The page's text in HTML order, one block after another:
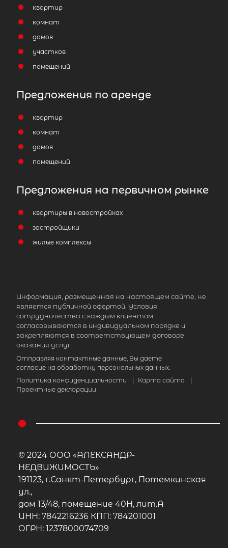
2-комнатная квартира площадью
ЛО, Всеволожский р-н, Всеволожск
Шевченко ул, д 18 корп 2
8 840 000
Улица Дыбенко Всеволожский район
Площадь кухни
Жилая площадь
2-комнатная квартира площадью
Республика Карелия,
квартир
комнат
домов
участков
помещений
Предложения по аренде
квартир
комнат
домов
помещений
Предложения на первичном рынке
квартиры в новостройках
застройщики
жилые комплексы
Информация, размещенная на настоящем сайте, не
является публичной офертой. Условия
сотрудничества с каждым клиентом
согласовываются в индивидуальном порядке и
закрепляются в соответствующем договоре
оказания услуг.
Отправляя контактные данные, Вы даете
согласие на обработку персональных данных.
Политика конфиденциальности
Карта сайта
Проектные декларации
© 2024 ООО «АЛЕКСАНДР-
НЕДВИЖИМОСТЬ»
191123, г.Санкт-Петербург, Потемкинская
ул.,
дом 13/48, помещение 40Н, лит.А
ИНН: 7842216236 КПП: 784201001
ОГРН: 1237800074709